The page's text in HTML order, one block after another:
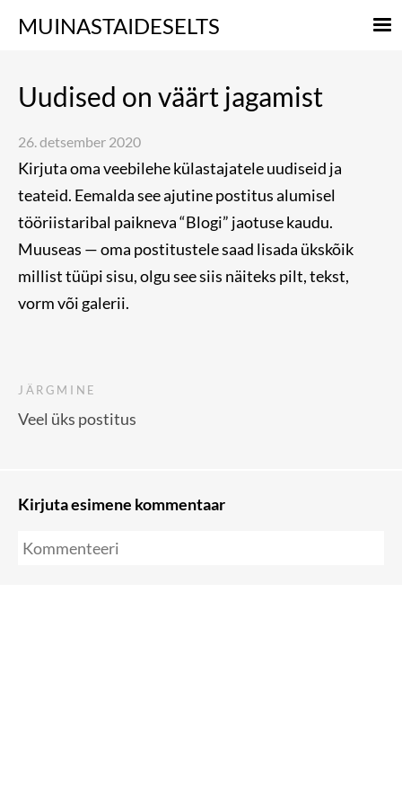
MUINASTAIDESELTS
Uudised on väärt jagamist
26. detsember 2020
Kirjuta oma veebilehe külastajatele uudiseid ja
teateid. Eemalda see ajutine postitus alumisel
tööriistaribal paikneva “Blogi” jaotuse kaudu.
Muuseas — oma postitustele saad lisada ükskõik
millist tüüpi sisu, olgu see siis näiteks pilt, tekst,
vorm või galerii.
JÄRGMINE
Veel üks postitus
Kirjuta esimene kommentaar